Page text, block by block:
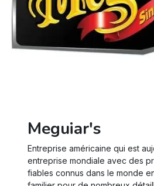
Meguiar's
Entreprise américaine qui est
entreprise mondiale avec des
fiables connus dans le monde